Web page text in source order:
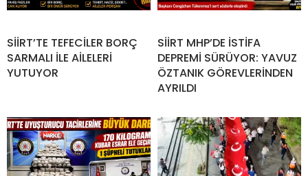
SİİRT’TE TEFECİLER BORÇ
SARMALI İLE AİLELERİ
YUTUYOR
SİİRT MHP’DE İSTİFA
DEPREMİ SÜRÜYOR: YAVUZ
ÖZTANIK GÖREVLERİNDEN
AYRILDI